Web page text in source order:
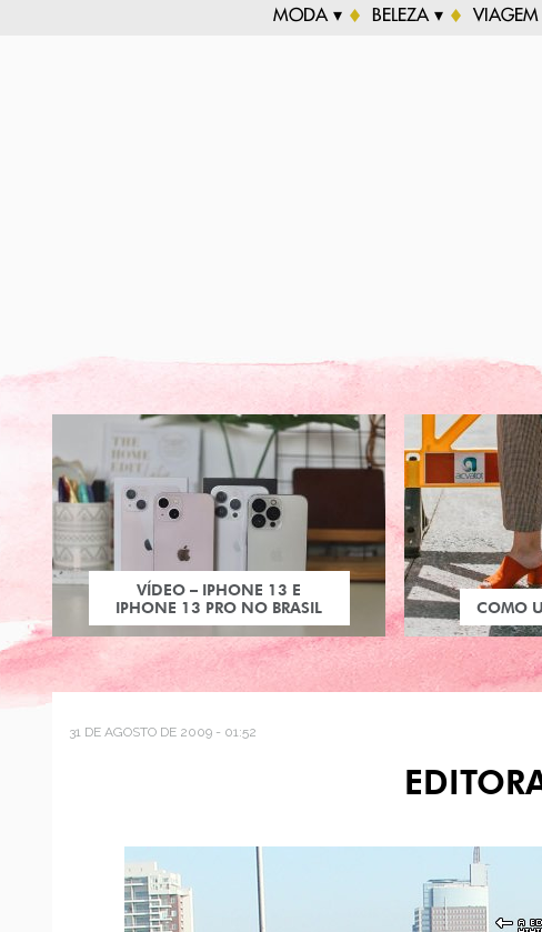
MODA ▾ BELEZA ▾ VIAGEM
VÍDEO – IPHONE 13 E
IPHONE 13 PRO NO BRASIL
COMO
31 DE AGOSTO DE 2009 - 01:52